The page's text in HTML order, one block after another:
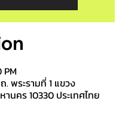
PM
. พระรามที่ 1 แขวง
นคร 10330 ประเทศไทย